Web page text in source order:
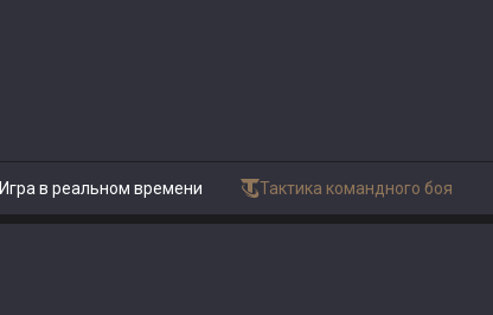
Игра в реальном времени Тактика командного боя